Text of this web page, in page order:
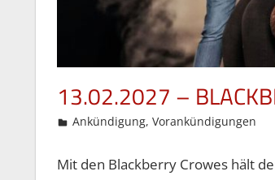
13.02.2027 –
11. Mai 2026
Gordon Ohlendorf
Ankündigung,Vorankündigungen
Mit den Blackberry Crowes hält